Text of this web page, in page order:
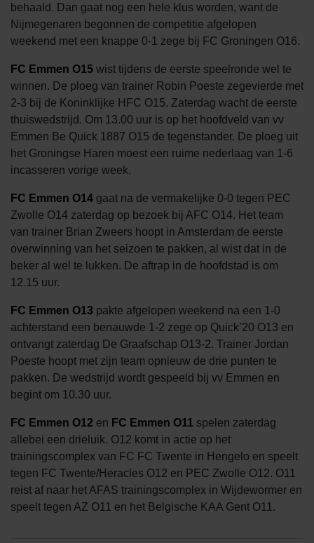
behaald. Dan gaat nog een hele klus worden, want de
Nijmegenaren begonnen de competitie afgelopen
weekend met een knappe 0-1 zege bij FC Groningen O16.
FC Emmen O15 wist tijdens de eerste speelronde wel te
winnen. De ploeg van trainer Robin Poeste zegevierde met
2-3 bij de Koninklijke HFC O15. Zaterdag wacht de eerste
thuiswedstrijd. Om 13.00 uur is op het hoofdveld van vv
Emmen Be Quick 1887 O15 de tegenstander. De ploeg uit
het Groningse Haren moest een ruime nederlaag van 1-6
incasseren vorige week.
FC Emmen O14 gaat na de vermakelijke 0-0 tegen PEC
Zwolle O14 zaterdag op bezoek bij AFC O14. Het team
van trainer Brian Zweers hoopt in Amsterdam de eerste
overwinning van het seizoen te pakken, al wist dat in de
beker al wel te lukken. De aftrap in de hoofdstad is om
12.15 uur.
FC Emmen O13 pakte afgelopen weekend na een 1-0
achterstand een benauwde 1-2 zege op Quick’20 O13 en
ontvangt zaterdag De Graafschap O13-2. Trainer Jordan
Poeste hoopt met zijn team opnieuw de drie punten te
pakken. De wedstrijd wordt gespeeld bij vv Emmen en
begint om 10.30 uur.
FC Emmen O12 en FC Emmen O11 spelen zaterdag
allebei een drieluik. O12 komt in actie op het
trainingscomplex van FC FC Twente in Hengelo en speelt
tegen FC Twente/Heracles O12 en PEC Zwolle O12. O11
reist af naar het AFAS trainingscomplex in Wijdewormer en
speelt tegen AZ O11 en het Belgische KAA Gent O11.